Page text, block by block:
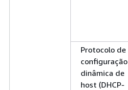
Protocolo de
configuração
dinâmica de
host (DHCP-